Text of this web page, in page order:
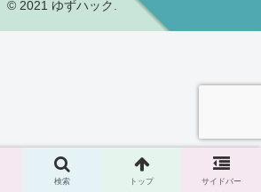
© 2021 ゆずハック.
検索 トップ サイドバー